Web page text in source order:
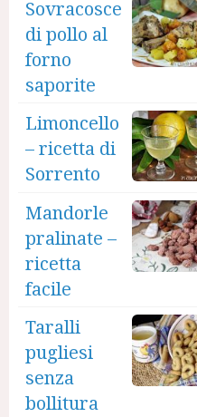
Sovracosce
di pollo al
forno
saporite
Limoncello
– ricetta di
Sorrento
Mandorle
pralinate –
ricetta
facile
Taralli
pugliesi
senza
bollitura